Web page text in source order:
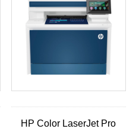
HP Color LaserJet Pro